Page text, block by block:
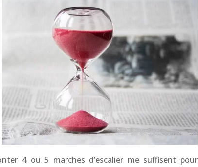
4 ou 5 marches d’escalier me suffisent pour